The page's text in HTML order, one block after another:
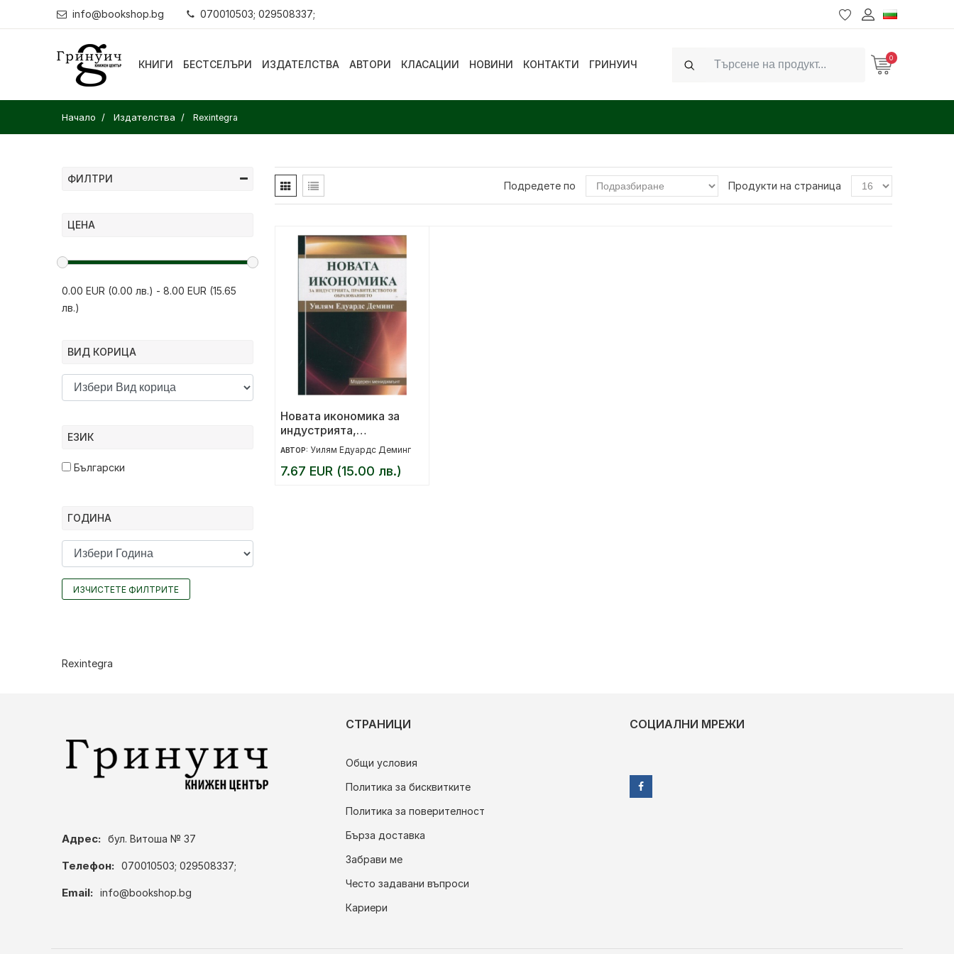
info@bookshop.bg 070010503; 029508337;
КНИГИ БЕСТСЕЛЪРИ ИЗДАТЕЛСТВА АВТОРИ КЛАСАЦИИ НОВИНИ КОНТАКТИ ГРИНУИЧ
Search
0
Начало Издателства Rexintegra
ФИЛТРИ
ЦЕНА
0.00 EUR (0.00 лв.) - 8.00 EUR (15.65
лв.)
ВИД КОРИЦА
ЕЗИК
Български
ГОДИНА
ИЗЧИСТЕТЕ ФИЛТРИТЕ
Подредете по Продукти на страница
Новата икономика за
индустрията,
правителството и
образованието
АВТОР: Уилям Едуардс Деминг
7.67 EUR (15.00 лв.)
Rexintegra
Адрес: бул. Витоша № 37
Телефон: 070010503; 029508337;
Email: info@bookshop.bg
СТРАНИЦИ
Общи условия
Политика за бисквитките
Политика за поверителност
Бърза доставка
Забрави ме
Често задавани въпроси
Кариери
СОЦИАЛНИ МРЕЖИ